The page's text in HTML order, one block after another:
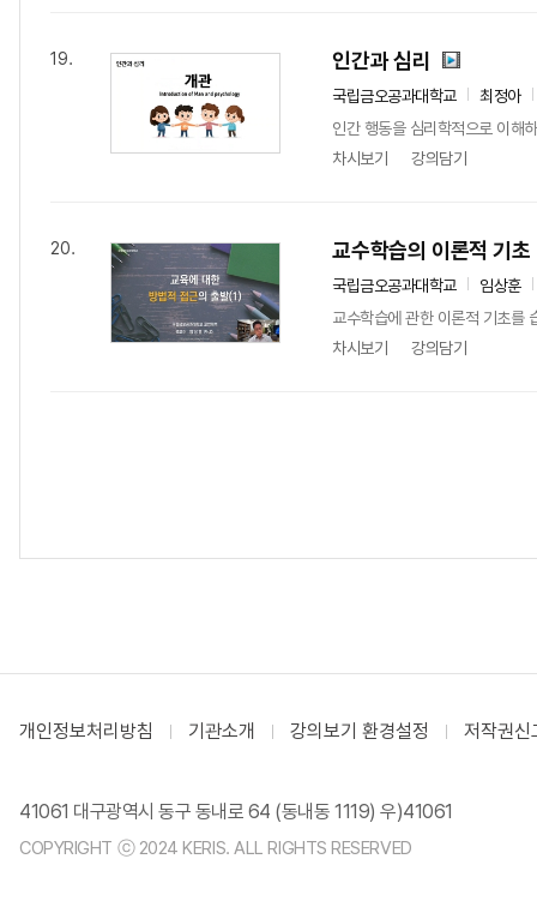
19. 인간과 심리
국립금오공과대학교
최정아
인간 행동을 심리학적으로 이해
차시보기
강의담기
20. 교수학습의 이론적 기초
국립금오공과대학교
임상훈
교수학습에 관한 이론적 기초를
차시보기
강의담기
개인정보처리방침 기관소개 강의보기 환경설정 저작권신
41061 대구광역시 동구 동내로 64 (동내동 1119) 우)41061
COPYRIGHT ⓒ 2024 KERIS. ALL RIGHTS RESERVED